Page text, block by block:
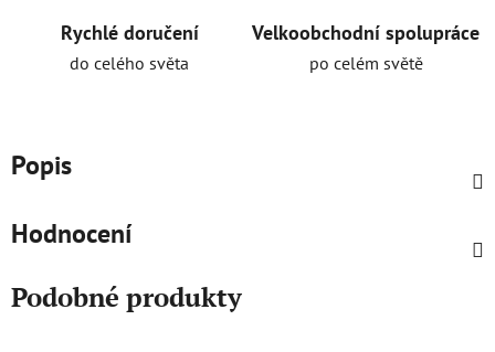
Rychlé doručení
do celého světa
Velkoobchodní spolupráce
po celém světě
Popis
Hodnocení
Podobné produkty